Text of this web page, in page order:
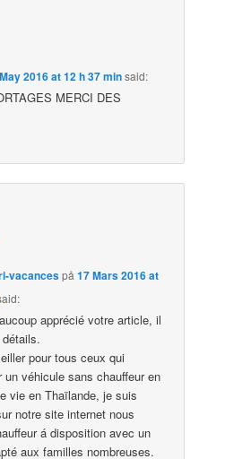
2016 at 12 h 37 minsaid:
MERCI DES
vacancespå17 Mars 2016 at
apprécié votre article, il
pour tous ceux qui
un véhicule sans chauffeur en
vie en Thaïlande, je suis
notre site internet nous
á disposition avec un
aux familles nombreuses.